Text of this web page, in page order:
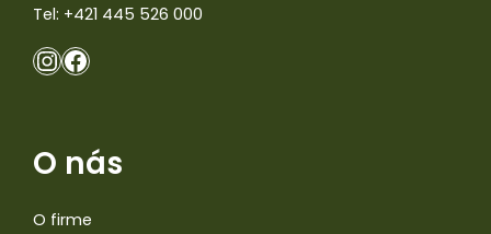
Tel: +421 445 526 000
O nás
O firme